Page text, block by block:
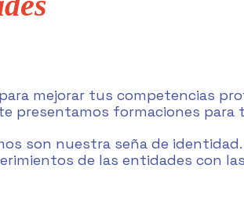
mejorar tus competencias
presentamos formaciones para
son nuestra seña de identidad.
de las entidades con